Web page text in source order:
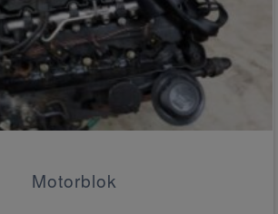
Motorblok